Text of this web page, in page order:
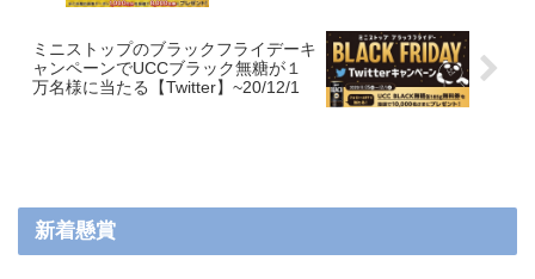
ミニストップのブラックフライデーキ
ャンペーンでUCCブラック無糖が１
万名様に当たる【Twitter】~20/12/1
新着懸賞